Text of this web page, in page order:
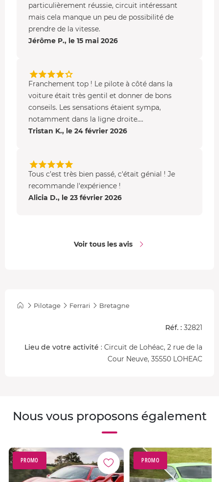
particulièrement réussie, circuit intéressant
mais cela manque un peu de possibilité de
prendre de la vitesse.
Jérôme P., le 15 mai 2026
Franchement top ! Le pilote à côté dans la
voiture était très gentil et donner de bons
conseils. Les sensations étaient sympa,
notamment dans la ligne droite....
Tristan K., le 24 février 2026
Tous c’est très bien passé, c'était génial ! Je
recommande l'expérience !
Alicia D., le 23 février 2026
Voir tous les avis
Pilotage Ferrari Bretagne
Réf. : 32821
Lieu de votre activité : Circuit de Lohéac, 2 rue de la
Cour Neuve, 35550 LOHEAC
Nous vous proposons également
PROMO PROMO